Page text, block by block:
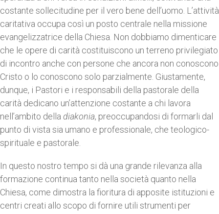
costante sollecitudine per il vero bene dell’uomo. L’attività
caritativa occupa così un posto centrale nella missione
evangelizzatrice della Chiesa. Non dobbiamo dimenticare
che le opere di carità costituiscono un terreno privilegiato
di incontro anche con persone che ancora non conoscono
Cristo o lo conoscono solo parzialmente. Giustamente,
dunque, i Pastori e i responsabili della pastorale della
carità dedicano un’attenzione costante a chi lavora
nell’ambito della diakonia, preoccupandosi di formarli dal
punto di vista sia umano e professionale, che teologico-
spirituale e pastorale.
In questo nostro tempo si dà una grande rilevanza alla
formazione continua tanto nella società quanto nella
Chiesa, come dimostra la fioritura di apposite istituzioni e
centri creati allo scopo di fornire utili strumenti per